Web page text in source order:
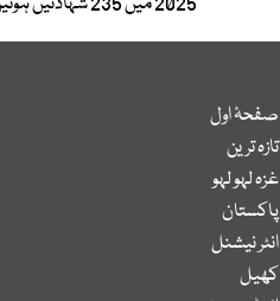
صفحۂ اول
تازہ ترین
غزہ لہو لہو
پاکستان
انٹر نیشنل
کھیل